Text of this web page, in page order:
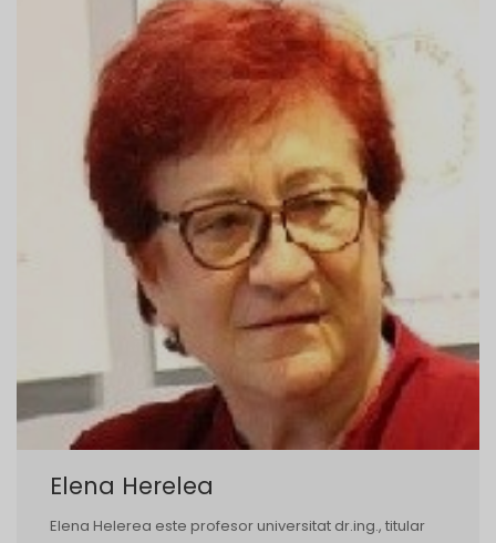
Elena Herelea
Elena Helerea este profesor universitat dr.ing., titular